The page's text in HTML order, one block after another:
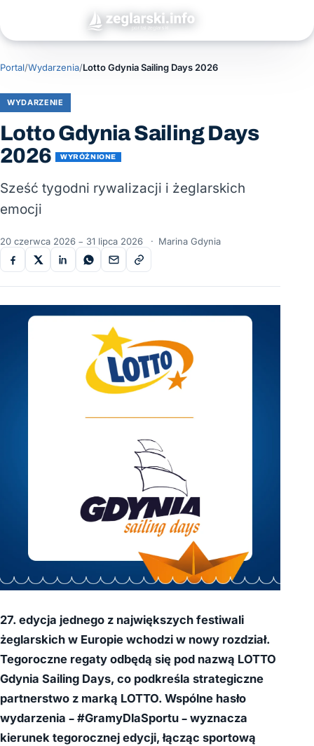
Portal/Wydarzenia/Lotto Gdynia Sailing Days 2026
WYDARZENIE
Lotto Gdynia Sailing Days
2026
WYRÓŻNIONE
Sześć tygodni rywalizacji i żeglarskich
emocji
20 czerwca 2026 – 31 lipca 2026 · Marina Gdynia
27. edycja jednego z największych festiwali
żeglarskich w Europie wchodzi w nowy rozdział.
Tegoroczne regaty odbędą się pod nazwą LOTTO
Gdynia Sailing Days, co podkreśla strategiczne
partnerstwo z marką LOTTO. Wspólne hasło
wydarzenia – #GramyDlaSportu – wyznacza
kierunek tegorocznej edycji, łącząc sportową